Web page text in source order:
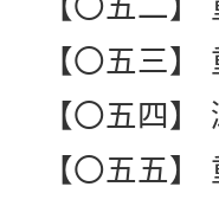
【〇五二
【〇五三
【〇五四】
【〇五五